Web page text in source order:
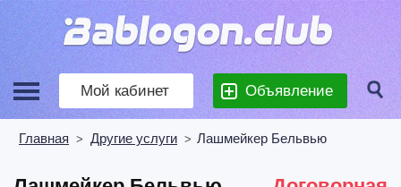
Мой кабинет Объявление
Главная > Другие услуги > Лашмейкер Бельвью